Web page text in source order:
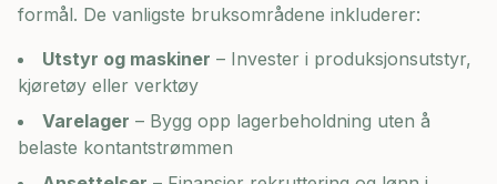
formål. De vanligste bruksområdene inkluderer:
Utstyr og maskiner – Invester i produksjonsutstyr,
kjøretøy eller verktøy
Varelager – Bygg opp lagerbeholdning uten å
belaste kontantstrømmen